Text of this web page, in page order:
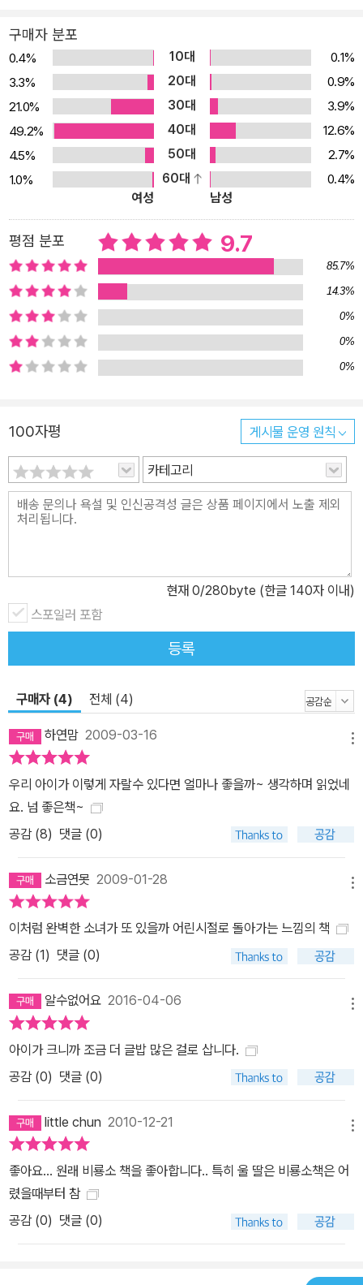
구매자 분포
0.4% 10대
0.1%
3.3%
20대
0.9%
21.0%
30대
3.9%
49.2%
40대
12.6%
4.5%
50대
2.7%
1.0%
60대
0.4%
여성
남성
평점 분포 9.7
85.7%
14.3%
0%
0%
0%
100자평 게시물 운영 원칙
카테고리
현재 0/280byte (한글 140자 이내)
스포일러 포함
등록
구매자 (4) 전체 (4)
하연맘 2009-03-16
우리 아이가 이렇게 자랄수 있다면 얼마나 좋을까~ 생각하며 읽었네
요. 넘 좋은책~
공감 (8) 댓글 (0)
소금연못 2009-01-28
이처럼 완벽한 소녀가 또 있을까 어린시절로 돌아가는 느낌의 책
공감 (1) 댓글 (0)
알수없어요 2016-04-06
아이가 크니까 조금 더 글밥 많은 걸로 삽니다.
공감 (0) 댓글 (0)
little chun 2010-12-21
좋아요... 원래 비룡소 책을 좋아합니다.. 특히 울 딸은 비룡소책은 어
렸을때부터 참
공감 (0) 댓글 (0)